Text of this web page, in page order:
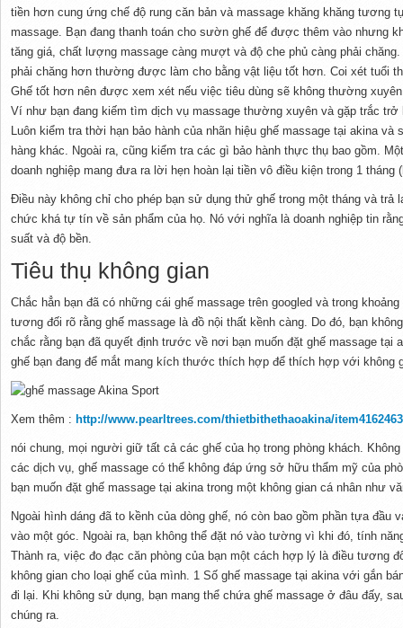
tiền hơn cung ứng chế độ rung căn bản và massage khăng khăng tương
massage. Bạn đang thanh toán cho sườn ghế để được thêm vào nhưng
tăng giá, chất lượng massage càng mượt và độ che phủ càng phải
phải chăng hơn thường được làm cho bằng vật liệu tốt hơn. Coi xét tuổi
Ghế tốt hơn nên được xem xét nếu việc tiêu dùng sẽ không thường
Ví như bạn đang kiếm tìm dịch vụ massage thường xuyên và gặp trắc trở
Luôn kiểm tra thời hạn bảo hành của nhãn hiệu ghế massage tại akina
hàng khác. Ngoài ra, cũng kiểm tra các gì bảo hành thực thụ bao gồm.
doanh nghiệp mang đưa ra lời hẹn hoàn lại tiền vô điều kiện trong 1 tháng
Điều này không chỉ cho phép bạn sử dụng thử ghế trong một tháng và trả
chức khá tự tín về sản phẩm của họ. Nó với nghĩa là doanh nghiệp tin
suất và độ bền.
Tiêu thụ không gian
Chắc hẳn bạn đã có những cái ghế massage trên googled và trong
tương đối rõ rằng ghế massage là đồ nội thất kềnh càng. Do đó, bạn
chắc rằng bạn đã quyết định trước về nơi bạn muốn đặt ghế massage tại
ghế bạn đang để mắt mang kích thước thích hợp để thích hợp với không
Xem thêm : http://www.pearltrees.com/thietbithethaoakina/
nói chung, mọi người giữ tất cả các ghế của họ trong phòng khách.
các dịch vụ, ghế massage có thể không đáp ứng sở hữu thẩm mỹ của
bạn muốn đặt ghế massage tại akina trong một không gian cá nhân như
Ngoài hình dáng đã to kềnh của dòng ghế, nó còn bao gồm phần tựa
vào một góc. Ngoài ra, bạn không thể đặt nó vào tường vì khi đó, tính
Thành ra, việc đo đạc căn phòng của bạn một cách hợp lý là điều tương
không gian cho loại ghế của mình. 1 Số ghế massage tại akina với gắn
đi lại. Khi không sử dụng, bạn mang thể chứa ghế massage ở đâu đấy,
chúng ra.